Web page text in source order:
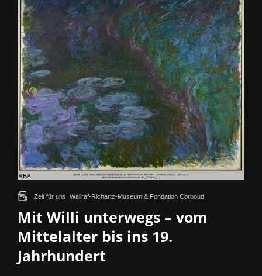
Mit Willi unterwegs – vom
Mittelalter bis ins 19.
Jahrhundert
Zeit für uns, Wallraf-Richartz-Museum & Fondation Corboud